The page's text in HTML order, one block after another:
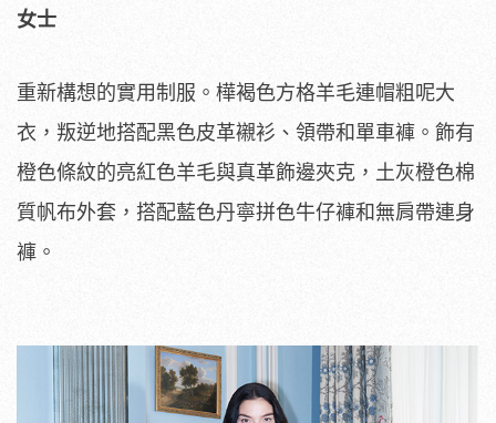
女士
重新構想的實用制服。樺褐色方格羊毛連帽粗呢大
衣，叛逆地搭配黑色皮革襯衫、領帶和單車褲。飾有
橙色條紋的亮紅色羊毛與真革飾邊夾克，土灰橙色棉
質帆布外套，搭配藍色丹寧拼色牛仔褲和無肩帶連身
褲。